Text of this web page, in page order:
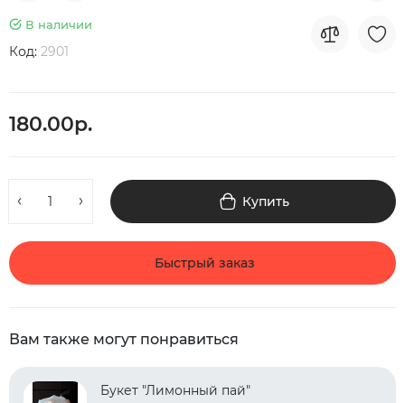
В наличии
Код: 2901
180.00р.
Купить
Быстрый заказ
Вам также могут понравиться
Букет "Лимонный пай"